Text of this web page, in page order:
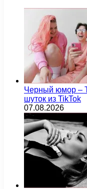
Черный юмор –
шуток из TikTok
07.08.2026